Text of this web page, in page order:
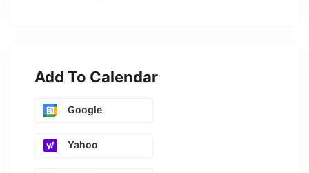
Add To Calendar
Google
Yahoo